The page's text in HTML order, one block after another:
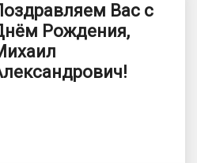
Вас с
Рождения,